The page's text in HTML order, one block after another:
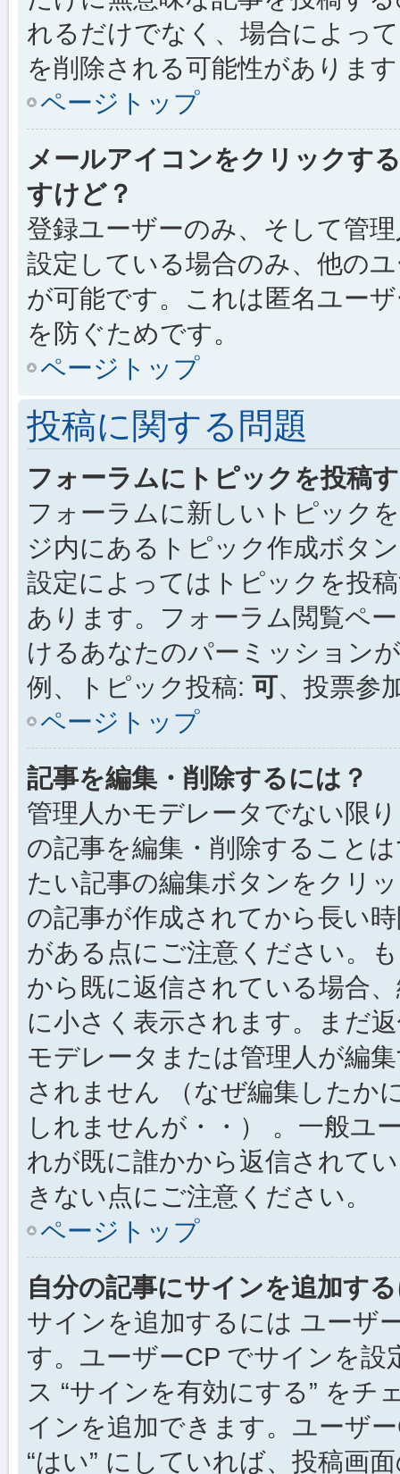
れるだけでなく、場合によっ
を削除される可能性がありま
ページトップ
メールアイコンをクリックす
すけど？
登録ユーザーのみ、そして管
設定している場合のみ、他の
が可能です。これは匿名ユー
を防ぐためです。
ページトップ
投稿に関する問題
フォーラムにトピックを投稿
フォーラムに新しいトピック
ジ内にあるトピック作成ボタ
設定によってはトピックを投
あります。フォーラム閲覧ペ
けるあなたのパーミッション
例、トピック投稿: 可、投票参
ページトップ
記事を編集・削除するには？
管理人かモデレータでない限
の記事を編集・削除すること
たい記事の編集ボタンをクリ
の記事が作成されてから長い
がある点にご注意ください。
から既に返信されている場合
に小さく表示されます。まだ
モデレータまたは管理人が編
されません （なぜ編集したか
しれませんが・・） 。一般ユ
れが既に誰かから返信されて
きない点にご注意ください。
ページトップ
自分の記事にサインを追加す
サインを追加するには ユーザ
す。ユーザーCP でサインを
ス “サインを有効にする” を
インを追加できます。ユーザ
“はい” にしていれば、投稿画